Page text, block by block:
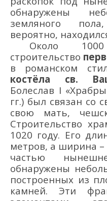
обнаружены
земляного
вероятно,
Около
строительство
в романском
костёла св.
Болеслав I
гг.) был связан со
свою мать,
Строительство
1020 году. Его
метров, а ширина
частью
обнаружены
построенных из
камней. Эти